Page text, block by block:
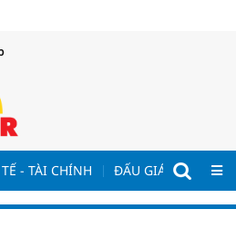
- TÀI CHÍNH ĐẤU GIÁ - ĐẤU